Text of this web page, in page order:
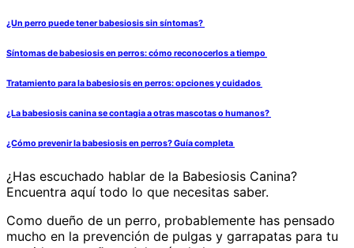
¿Un perro puede tener babesiosis sin síntomas?
Síntomas de babesiosis en perros: cómo reconocerlos a tiempo
Tratamiento para la babesiosis en perros: opciones y cuidados
¿La babesiosis canina se contagia a otras mascotas o humanos?
¿Cómo prevenir la babesiosis en perros? Guía completa
¿Has escuchado hablar de la Babesiosis Canina?
Encuentra aquí todo lo que necesitas saber.
Como dueño de un perro, probablemente has pensado
mucho en la prevención de pulgas y garrapatas para tu